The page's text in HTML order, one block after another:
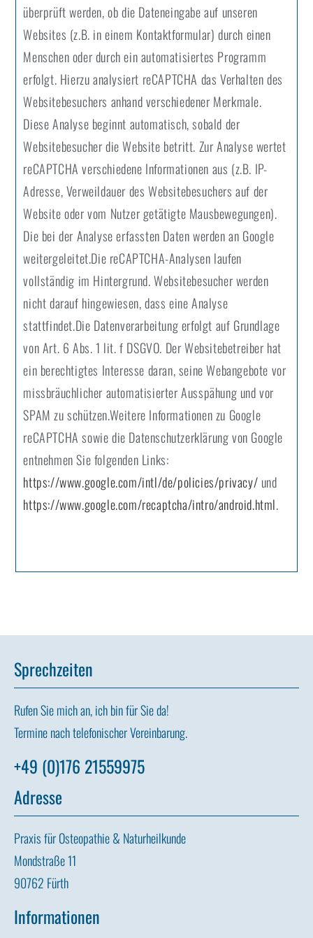
überprüft werden, ob die Dateneingabe auf unseren
Websites (z.B. in einem Kontaktformular) durch einen
Menschen oder durch ein automatisiertes Programm
erfolgt. Hierzu analysiert reCAPTCHA das Verhalten des
Websitebesuchers anhand verschiedener Merkmale.
Diese Analyse beginnt automatisch, sobald der
Websitebesucher die Website betritt. Zur Analyse wertet
reCAPTCHA verschiedene Informationen aus (z.B. IP-
Adresse, Verweildauer des Websitebesuchers auf der
Website oder vom Nutzer getätigte Mausbewegungen).
Die bei der Analyse erfassten Daten werden an Google
weitergeleitet.Die reCAPTCHA-Analysen laufen
vollständig im Hintergrund. Websitebesucher werden
nicht darauf hingewiesen, dass eine Analyse
stattfindet.Die Datenverarbeitung erfolgt auf Grundlage
von Art. 6 Abs. 1 lit. f DSGVO. Der Websitebetreiber hat
ein berechtigtes Interesse daran, seine Webangebote vor
missbräuchlicher automatisierter Ausspähung und vor
SPAM zu schützen.Weitere Informationen zu Google
reCAPTCHA sowie die Datenschutzerklärung von Google
entnehmen Sie folgenden Links:
https://www.google.com/intl/de/policies/privacy/ und
https://www.google.com/recaptcha/intro/android.html.
Sprechzeiten
Rufen Sie mich an, ich bin für Sie da!
Termine nach telefonischer Vereinbarung.
+49 (0)176 21559975
Adresse
Praxis für Osteopathie & Naturheilkunde
Mondstraße 11
90762 Fürth
Informationen